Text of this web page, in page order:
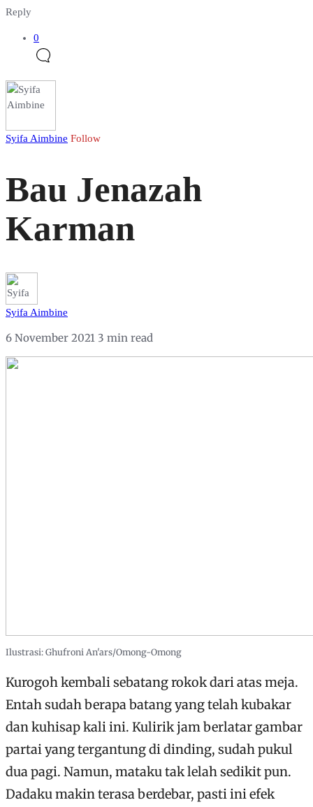
Reply
0
Syifa Aimbine Follow
Bau Jenazah
Karman
Syifa Aimbine
6 November 2021 3 min read
Ilustrasi: Ghufroni An'ars/Omong-Omong
Kurogoh kembali sebatang rokok dari atas meja.
Entah sudah berapa batang yang telah kubakar
dan kuhisap kali ini. Kulirik jam berlatar gambar
partai yang tergantung di dinding, sudah pukul
dua pagi. Namun, mataku tak lelah sedikit pun.
Dadaku makin terasa berdebar, pasti ini efek